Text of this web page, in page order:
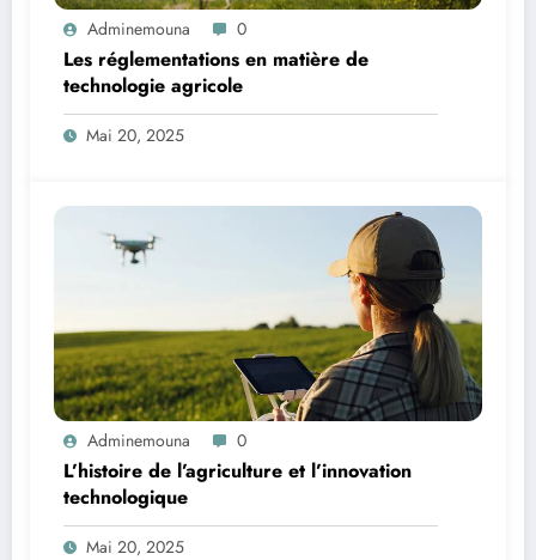
Adminemouna 0
Les réglementations en matière de
technologie agricole
Mai 20, 2025
Adminemouna 0
L’histoire de l’agriculture et l’innovation
technologique
Mai 20, 2025